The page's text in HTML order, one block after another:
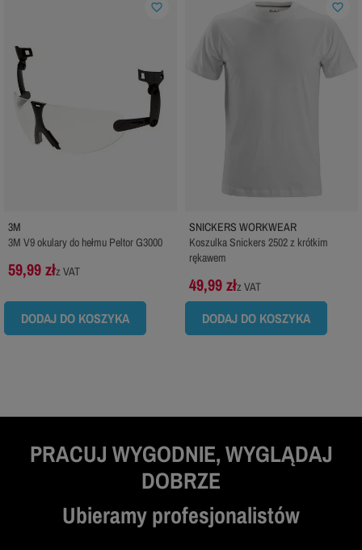
3M
3M V9 okulary do hełmu Peltor G3000
59,99 złz VAT
DODAJ DO KOSZYKA
favorite_border
SNICKERS WORKWEAR
Koszulka Snickers 2502 z krótkim
rękawem
49,99 złz VAT
DODAJ DO KOSZYKA
favorite_border
PRACUJ WYGODNIE, WYGLĄDAJ
DOBRZE
Ubieramy profesjonalistów